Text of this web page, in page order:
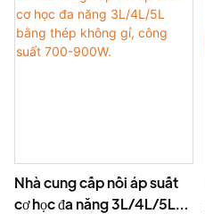
suất 1300–1600W
Nhà cung cấp nồi áp suất
cơ học đa năng 3L/4L/5L